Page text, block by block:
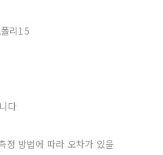
리15
다
정 방법에 따라 오차가 있을